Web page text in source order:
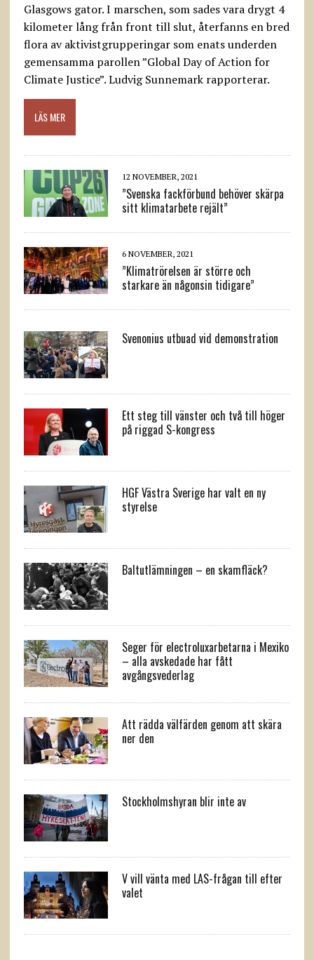
Glasgows gator. I marschen, som sades vara drygt 4
kilometer lång från front till slut, återfanns en bred
flora av aktivistgrupperingar som enats underden
gemensamma parollen ”Global Day of Action for
Climate Justice”. Ludvig Sunnemark rapporterar.
LÄS MER
12 NOVEMBER, 2021
”Svenska fackförbund behöver skärpa
sitt klimatarbete rejält”
6 NOVEMBER, 2021
”Klimatrörelsen är större och
starkare än någonsin tidigare”
Svenonius utbuad vid demonstration
Ett steg till vänster och två till höger
på riggad S-kongress
HGF Västra Sverige har valt en ny
styrelse
Baltutlämningen – en skamfläck?
Seger för electroluxarbetarna i Mexiko
– alla avskedade har fått
avgångsvederlag
Att rädda välfärden genom att skära
ner den
Stockholmshyran blir inte av
V vill vänta med LAS-frågan till efter
valet